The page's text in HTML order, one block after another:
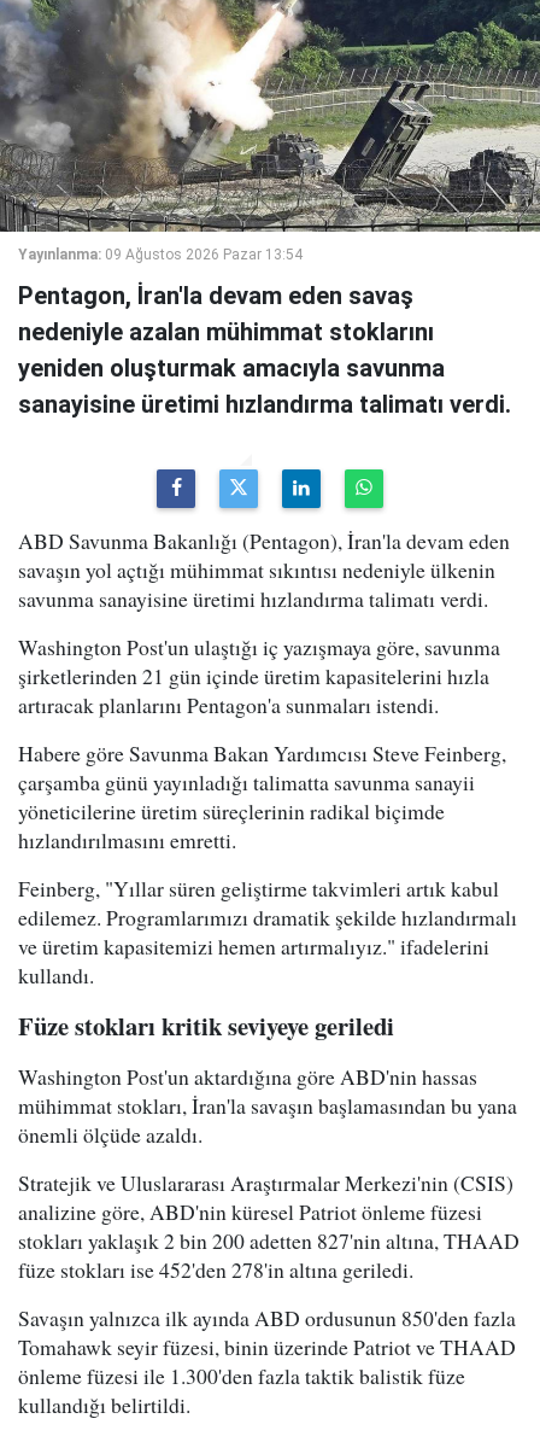
Yayınlanma: 09 Ağustos 2026 Pazar 13:54
Pentagon, İran'la devam eden savaş
nedeniyle azalan mühimmat stoklarını
yeniden oluşturmak amacıyla savunma
sanayisine üretimi hızlandırma talimatı verdi.
ABD Savunma Bakanlığı (Pentagon), İran'la devam eden
savaşın yol açtığı mühimmat sıkıntısı nedeniyle ülkenin
savunma sanayisine üretimi hızlandırma talimatı verdi.
Washington Post'un ulaştığı iç yazışmaya göre, savunma
şirketlerinden 21 gün içinde üretim kapasitelerini hızla
artıracak planlarını Pentagon'a sunmaları istendi.
Habere göre Savunma Bakan Yardımcısı Steve Feinberg,
çarşamba günü yayınladığı talimatta savunma sanayii
yöneticilerine üretim süreçlerinin radikal biçimde
hızlandırılmasını emretti.
Feinberg, "Yıllar süren geliştirme takvimleri artık kabul
edilemez. Programlarımızı dramatik şekilde hızlandırmalı
ve üretim kapasitemizi hemen artırmalıyız." ifadelerini
kullandı.
Füze stokları kritik seviyeye geriledi
Washington Post'un aktardığına göre ABD'nin hassas
mühimmat stokları, İran'la savaşın başlamasından bu yana
önemli ölçüde azaldı.
Stratejik ve Uluslararası Araştırmalar Merkezi'nin (CSIS)
analizine göre, ABD'nin küresel Patriot önleme füzesi
stokları yaklaşık 2 bin 200 adetten 827'nin altına, THAAD
füze stokları ise 452'den 278'in altına geriledi.
Savaşın yalnızca ilk ayında ABD ordusunun 850'den fazla
Tomahawk seyir füzesi, binin üzerinde Patriot ve THAAD
önleme füzesi ile 1.300'den fazla taktik balistik füze
kullandığı belirtildi.